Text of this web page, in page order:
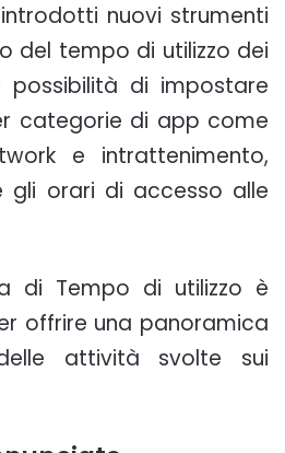
nuovi strumenti
del tempo di utilizzo dei
possibilità di impostare
categorie di app come
e intrattenimento,
gli orari di accesso alle
di Tempo di utilizzo è
offrire una panoramica
attività svolte sui